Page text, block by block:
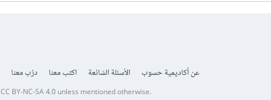
عن أكاديمية حسوب الأسئلة الشائعة اكتب معنا درّب معنا
CC BY-NC-SA 4.0unless mentioned otherwise.